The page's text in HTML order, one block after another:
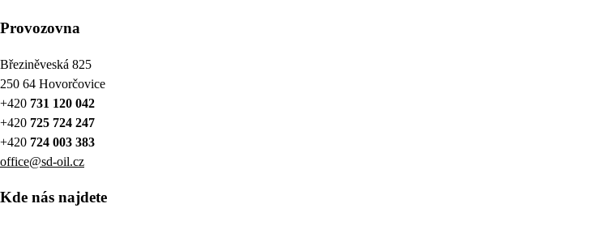
Provozovna
Březiněveská 825
250 64 Hovorčovice
+420 731 120 042
+420 725 724 247
+420 724 003 383
office@sd-oil.cz
Kde nás najdete